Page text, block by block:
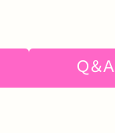
Ｑ＆Ａ